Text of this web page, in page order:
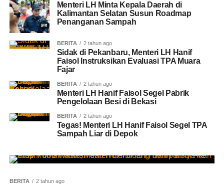
Menteri LH Minta Kepala Daerah di
Kalimantan Selatan Susun Roadmap
Penanganan Sampah
BERITA 2 tahun ago
Sidak di Pekanbaru, Menteri LH Hanif
Faisol Instruksikan Evaluasi TPA Muara
Fajar
BERITA 2 tahun ago
Menteri LH Hanif Faisol Segel Pabrik
Pengelolaan Besi di Bekasi
BERITA 2 tahun ago
Tegas! Menteri LH Hanif Faisol Segel TPA
Sampah Liar di Depok
BERITA 2 tahun ago